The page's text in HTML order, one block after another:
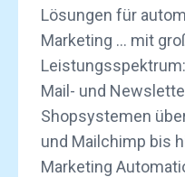
Lösungen für
Marketing … mit
Mail- und
Shopsystemen
und Mailchimp bis
Marketing